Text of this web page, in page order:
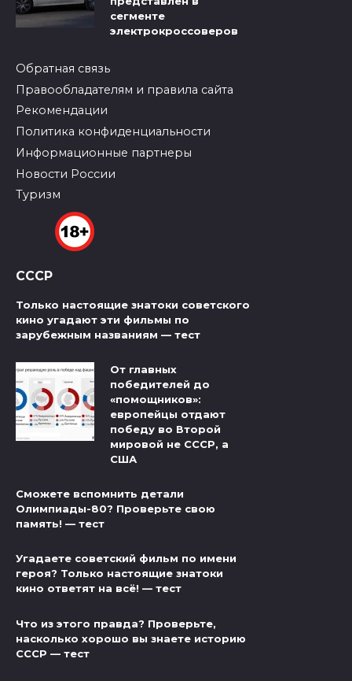
сегменте
электрокроссоверов
Обратная связь
Правообладателям и правила сайта
Рекомендации
Политика конфиденциальности
Информационные партнеры
Новости России
Туризм
СССР
Только настоящие знатоки советского
кино угадают эти фильмы по
зарубежным названиям — тест
От главных
победителей до
«помощников»:
европейцы отдают
победу во Второй
мировой не СССР, а
США
Сможете вспомнить детали
Олимпиады-80? Проверьте свою
память! — тест
Угадаете советский фильм по имени
героя? Только настоящие знатоки
кино ответят на всё! — тест
Что из этого правда? Проверьте,
насколько хорошо вы знаете историю
СССР — тест